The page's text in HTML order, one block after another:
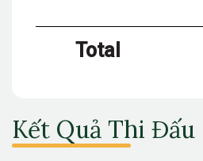
Total
Kết Quả Thi Đấu